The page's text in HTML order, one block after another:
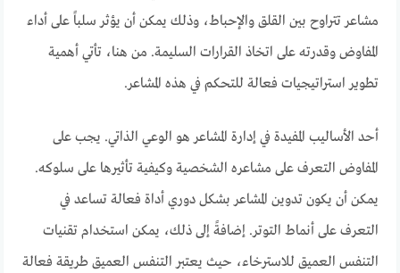
مشاعر تتراوح بين القلق والإحباط، وذلك يمكن أن يؤثر سلباً على أداء
المفاوض وقدرته على اتخاذ القرارات السليمة. من هنا، تأتي أهمية
تطوير استراتيجيات فعالة للتحكم في هذه المشاعر.
أحد الأساليب المفيدة في إدارة المشاعر هو الوعي الذاتي. يجب على
المفاوض التعرف على مشاعره الشخصية وكيفية تأثيرها على سلوكه.
يمكن أن يكون تدوين المشاعر بشكل دوري أداة فعالة تساعد في
التعرف على أنماط التوتر. إضافةً إلى ذلك، يمكن استخدام تقنيات
التنفس العميق للاسترخاء، حيث يعتبر التنفس العميق طريقة فعالة